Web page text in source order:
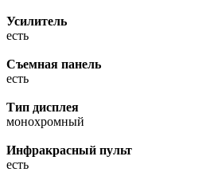
Усилитель
есть
Съемная панель
есть
Тип дисплея
монохромный
Инфракрасный пульт
есть